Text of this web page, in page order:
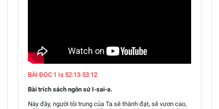
BÀI ĐỌC 1 Is 52:13-53:12
Bài trích sách ngôn sứ I-sai-a.
Này đây, người tôi trung của Ta sẽ thành đạt, sẽ vươn cao,